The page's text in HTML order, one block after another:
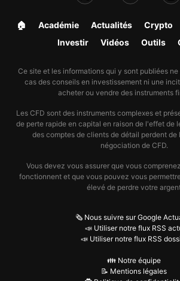
🏠︎ Académie Actualités Crypto
Investir Vidéos Outils
Ce site et les informations qui y sont publiées
cas des conseils en investissement ni une
acheter ou vendre des instruments
Les CFD sont des instruments complexes et
de perte rapide en capital en raison de l'effet de
des comptes de clients de détail perdent de
négociation de CFD.
Vous devez vous assurer que vous
fonctionnent et que vous pouvez vous
élevé de perdre votre
🗞️ Nous suivre sur Google
📣 Utiliser notre flux RSS
📣 Utiliser notre flux RSS
👪 Notre équipe
📝 Mentions légales